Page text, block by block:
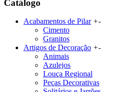
Catálogo
Acabamentos de Pilar +-
Cimento
Granitos
Artigos de Decoração +-
Animais
Azulejos
Louça Regional
Peças Decorativas